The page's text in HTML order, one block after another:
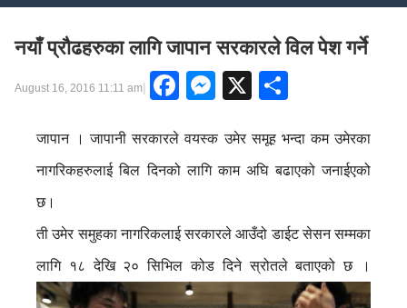
नयाँ प्रौढहरुका लागि जापान सरकारले विल पेश गर्ने
August 16, 2016 11:11 am| Facebook
Messenger
X
जापान । जापानी सरकारले वयस्क उमेर समूह भन्दा कम उमेरका
नागरिकहरुलाई बिल दिनको लागि काम अघि बढाएको जनाईएको
छ।
ती उमेर समुहका नागरिकलाई सरकारले आउँदो डाईट सेसन सम्मका
लागि १८ देखि २० सिभिल कोड दिने स्रोतले बताएको छ ।